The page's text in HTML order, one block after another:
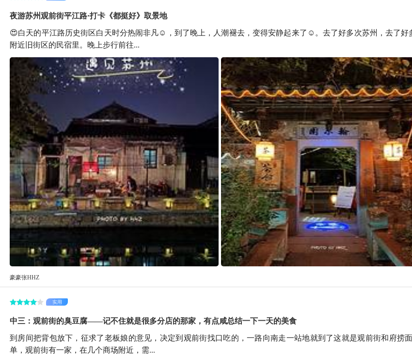
夜游苏州观前街平江路·打卡《都挺好》取景地
😍白天的平江路历史街区白天时分热闹非凡☺，到了晚上，人潮褪去，变得安静起来了☺。去了好多次苏州，去了
附近旧街区的民宿里。晚上步行前往...
豪豪张HHZ
实用
中三：观前街的臭豆腐——记不住就是很多分店的那家，有点咸总结一下一天的美食
到房间把背包放下，征求了老板娘的意见，决定到观前街找口吃的，一路向南走一站地就到了这就是观前街和府捞
单，观前街有一家，在几个商场附近，需...